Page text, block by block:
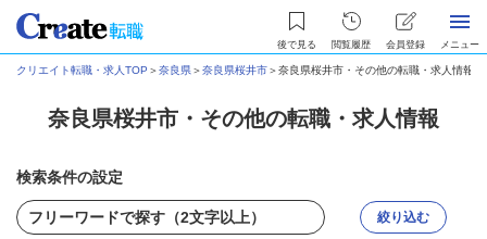
後で見る 閲覧履歴 会員登録 メニュー
クリエイト転職・求人TOP ＞奈良県＞奈良県桜井市＞奈良県桜井市・その他の転職・求人情報
奈良県桜井市・その他の転職・求人情報
検索条件の設定
絞り込む